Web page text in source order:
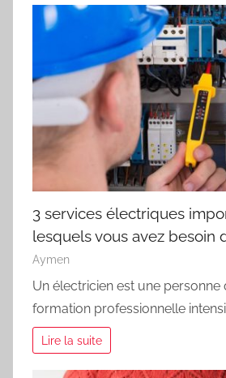
3 services électriques
lesquels vous avez besoin
Aymen
Un électricien est une personne
formation professionnelle
Lire la suite